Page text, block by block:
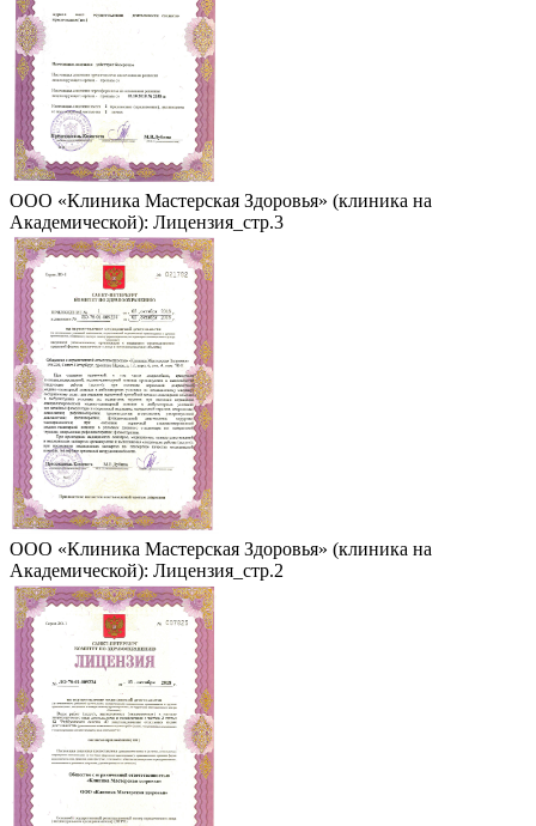
ООО «Клиника Мастерская Здоровья» (клиника на
Академической): Лицензия_стр.3
ООО «Клиника Мастерская Здоровья» (клиника на
Академической): Лицензия_стр.2